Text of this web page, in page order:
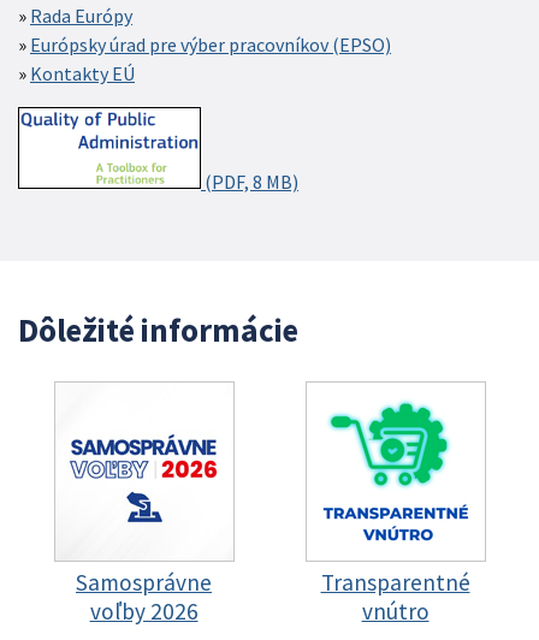
Rada Európy
Európsky úrad pre výber pracovníkov (EPSO)
Kontakty EÚ
(PDF, 8 MB)
Dôležité informácie
Samosprávne
voľby 2026
Transparentné
vnútro